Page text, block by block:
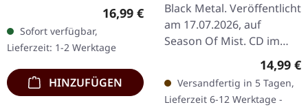
Regulärer Preis:
16,99 €
Sofort verfügbar,
Lieferzeit: 1-2 Werktage
HINZUFÜGEN
Black Metal. Veröffentlicht
am 17.07.2026, auf
Season Of Mist. CD im
Jewelcase mit 12-seitigem
Booklet. Es gibt Alben, die
einfach nur existieren,…
14,99 €
Versandfertig in 5 Tagen,
Lieferzeit 6-12 Werktage -